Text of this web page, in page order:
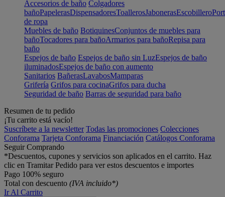
Accesorios de baño Colgadores
bañoPapelerasDispensadoresToallerosJabonerasEscobillero
de ropa
Muebles de baño BotiquinesConjuntos de muebles para
bañoTocadores para bañoArmarios para bañoRepisa para
baño
Espejos de baño Espejos de baño sin LuzEspejos de baño
iluminadosEspejos de baño con aumento
Sanitarios BañerasLavabosMamparas
Grifería Grifos para cocinaGrifos para ducha
Seguridad de baño Barras de seguridad para baño
Resumen de tu pedido
¡Tu carrito está vacío!
Suscríbete a la newsletter Todas las promociones Colecciones
Conforama Tarjeta Conforama Financiación Catálogos Conforama
Seguir Comprando
*Descuentos, cupones y servicios son aplicados en el carrito. Haz
clic en Tramitar Pedido para ver estos descuentos e importes
Pago 100% seguro
Total con descuento (IVA incluido*)
Ir Al Carrito